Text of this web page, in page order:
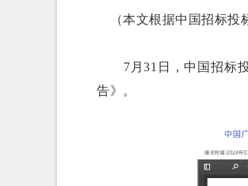
（本文根据中国招标投
7月31日，中国招标投
告》。